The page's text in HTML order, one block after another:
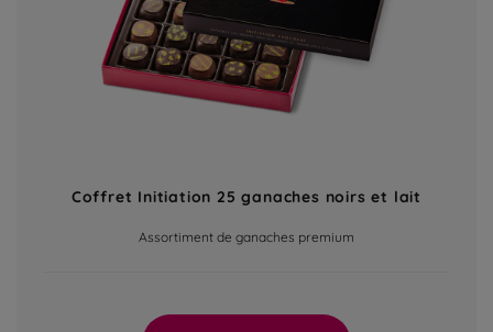
Coffret Initiation 25 ganaches noirs et lait
Assortiment de ganaches premium